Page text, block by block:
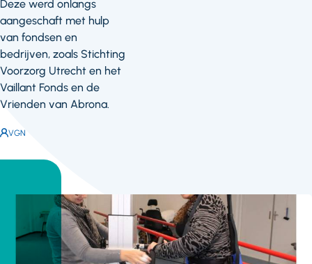
Deze werd onlangs
aangeschaft met hulp
van fondsen en
bedrijven, zoals Stichting
Voorzorg Utrecht en het
Vaillant Fonds en de
Vrienden van Abrona.
Auteur:
VGN